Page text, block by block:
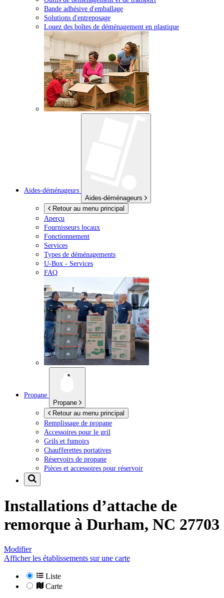
Bande adhésive d'emballage
Solutions d'entreposage
Louez des boîtes de déménagement en plastique
Aides-déménageurs
Aides-déménageurs
Retour au menu principal
Aperçu
Fournisseurs locaux
Fonctionnement
Services
Types de déménagements
U-Box - Services
FAQ
Propane
Propane
Retour au menu principal
Remplissage de propane
Accessoires pour le gril
Grils et fumoirs
Chaufferettes portatives
Réservoirs de propane
Pièces et accessoires pour réservoir
Installations d’attache de
remorque à Durham, NC 27703
Modifier
Afficher les établissements sur une carte
Liste
Carte